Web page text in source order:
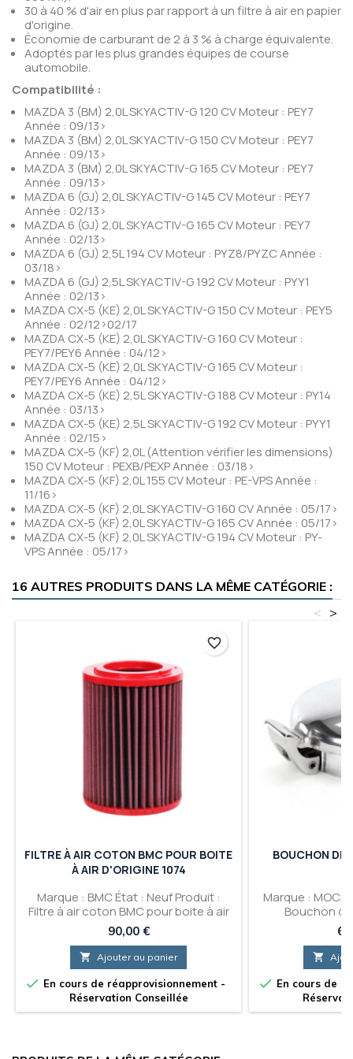
30 à 40 % d'air en plus par rapport à un filtre à air en papier
d'origine.
Économie de carburant de 2 à 3 % à charge équivalente.
Adoptés par les plus grandes équipes de course
automobile.
Compatibilité :
MAZDA 3 (BM) 2,0L SKYACTIV-G 120 CV Moteur : PEY7
Année : 09/13>
MAZDA 3 (BM) 2,0L SKYACTIV-G 150 CV Moteur : PEY7
Année : 09/13>
MAZDA 3 (BM) 2,0L SKYACTIV-G 165 CV Moteur : PEY7
Année : 09/13>
MAZDA 6 (GJ) 2,0L SKYACTIV-G 145 CV Moteur : PEY7
Année : 02/13>
MAZDA 6 (GJ) 2,0L SKYACTIV-G 165 CV Moteur : PEY7
Année : 02/13>
MAZDA 6 (GJ) 2,5L 194 CV Moteur : PYZ8/PYZC Année :
03/18>
MAZDA 6 (GJ) 2,5L SKYACTIV-G 192 CV Moteur : PYY1
Année : 02/13>
MAZDA CX-5 (KE) 2,0L SKYACTIV-G 150 CV Moteur : PEY5
Année : 02/12>02/17
MAZDA CX-5 (KE) 2,0L SKYACTIV-G 160 CV Moteur :
PEY7/PEY6 Année : 04/12>
MAZDA CX-5 (KE) 2,0L SKYACTIV-G 165 CV Moteur :
PEY7/PEY6 Année : 04/12>
MAZDA CX-5 (KE) 2,5L SKYACTIV-G 188 CV Moteur : PY14
Année : 03/13>
MAZDA CX-5 (KE) 2,5L SKYACTIV-G 192 CV Moteur : PYY1
Année : 02/15>
MAZDA CX-5 (KF) 2,0L (Attention vérifier les dimensions)
150 CV Moteur : PEXB/PEXP Année : 03/18>
MAZDA CX-5 (KF) 2,0L 155 CV Moteur : PE-VPS Année :
11/16>
MAZDA CX-5 (KF) 2,0L SKYACTIV-G 160 CV Année : 05/17>
MAZDA CX-5 (KF) 2,0L SKYACTIV-G 165 CV Année : 05/17>
MAZDA CX-5 (KF) 2,0L SKYACTIV-G 194 CV Moteur : PY-
VPS Année : 05/17>
16 AUTRES PRODUITS DANS LA MÊME CATÉGORIE :
>
<
FILTRE À AIR COTON BMC POUR BOITE
À AIR D'ORIGINE 1074
Marque : BMC État : Neuf Produit :
Filtre à air coton BMC pour boite à air
d'origine 1074
Prix
90,00 €
 Ajouter au panier
 En cours de réapprovisionnement -
Réservation Conseillée
favorite_border
BOUCHON DE
Marque :
Bouchon

 En cours de